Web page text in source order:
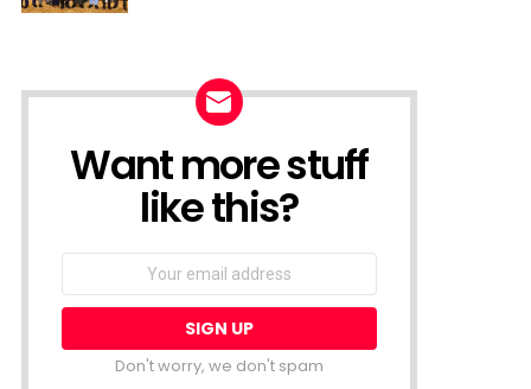
NEWSLETTER
Want more stuff
like this?
Email
Don't worry, we don't spam